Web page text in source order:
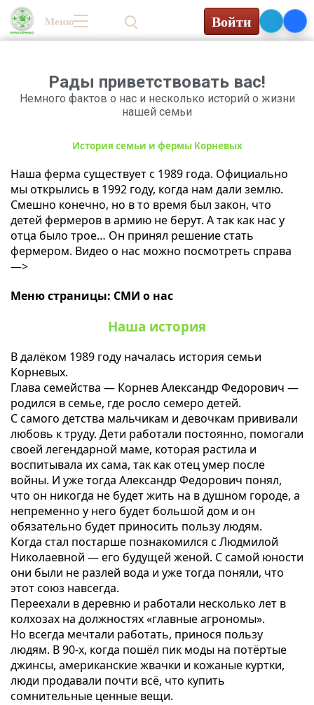
Меню Войти
Рады приветствовать вас!
Немного фактов о нас и несколько историй о жизни
нашей семьи
История семьи и фермы Корневых
Наша ферма существует с 1989 года. Официально
мы открылись в 1992 году, когда нам дали землю.
Смешно конечно, но в то время был закон, что
детей фермеров в армию не берут. А так как нас у
отца было трое… Он принял решение стать
фермером. Видео о нас можно посмотреть справа
—>
Меню страницы: СМИ о нас
Наша история
В далёком 1989 году началась история семьи
Корневых.
Глава семейства — Корнев Александр Федорович —
родился в семье, где росло семеро детей.
С самого детства мальчикам и девочкам прививали
любовь к труду. Дети работали постоянно, помогали
своей легендарной маме, которая растила и
воспитывала их сама, так как отец умер после
войны. И уже тогда Александр Федорович понял,
что он никогда не будет жить на в душном городе, а
непременно у него будет большой дом и он
обязательно будет приносить пользу людям.
Когда стал постарше познакомился с Людмилой
Николаевной — его будущей женой. С самой юности
они были не разлей вода и уже тогда поняли, что
этот союз навсегда.
Переехали в деревню и работали несколько лет в
колхозах на должностях «главные агрономы».
Но всегда мечтали работать, принося пользу
людям. В 90-х, когда пошёл пик моды на потёртые
джинсы, американские жвачки и кожаные куртки,
люди продавали почти всё, что купить
сомнительные ценные вещи.